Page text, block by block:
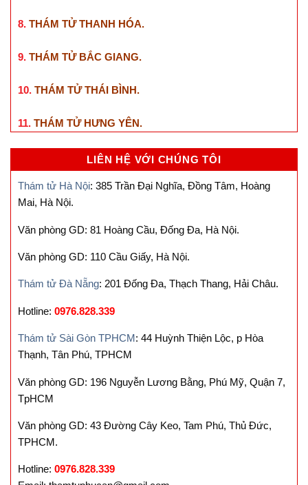
8. THÁM TỬ THANH HÓA.
9. THÁM TỬ BẮC GIANG.
10. THÁM TỬ THÁI BÌNH.
11. THÁM TỬ HƯNG YÊN.
LIÊN HỆ VỚI CHÚNG TÔI
Thám tử Hà Nội: 385 Trần Đại Nghĩa, Đồng Tâm, Hoàng
Mai, Hà Nội.
Văn phòng GD: 81 Hoàng Cầu, Đống Đa, Hà Nội.
Văn phòng GD: 110 Cầu Giấy, Hà Nội.
Thám tử Đà Nẵng: 201 Đống Đa, Thạch Thang, Hải Châu.
Hotline: 0976.828.339
Thám tử Sài Gòn TPHCM: 44 Huỳnh Thiện Lộc, p Hòa
Thạnh, Tân Phú, TPHCM
Văn phòng GD: 196 Nguyễn Lương Bằng, Phú Mỹ, Quận 7,
TpHCM
Văn phòng GD: 43 Đường Cây Keo, Tam Phú, Thủ Đức,
TPHCM.
Hotline: 0976.828.339